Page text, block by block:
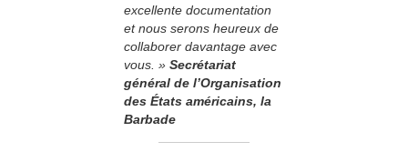
excellente documentation
et nous serons heureux de
collaborer davantage avec
vous. » Secrétariat
général de l’Organisation
des États américains, la
Barbade